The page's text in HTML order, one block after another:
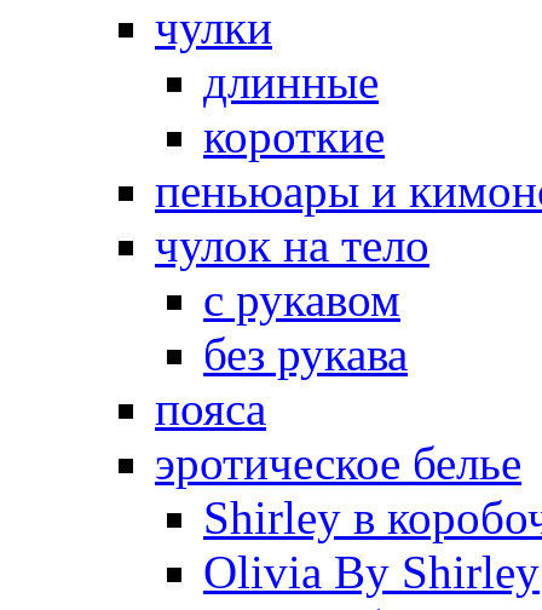
чулки
длинные
короткие
пеньюары и
чулок на тело
с рукавом
без рукава
пояса
эротическое белье
Shirley в
Olivia By Shirley